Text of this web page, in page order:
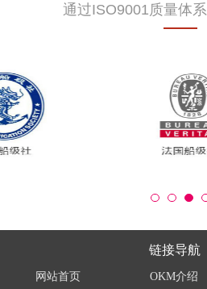
通过ISO9001质量体
链接导航
网站首页 OKM介绍